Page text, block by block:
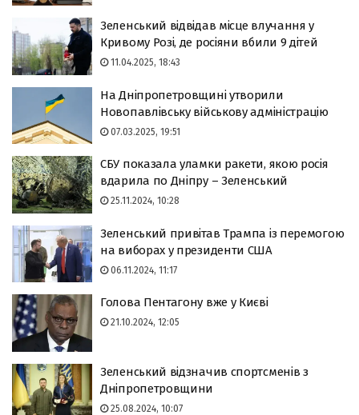
Зеленський відвідав місце влучання у
Кривому Розі, де росіяни вбили 9 дітей
11.04.2025, 18:43
На Дніпропетровщині утворили
Новопавлівську військову адміністрацію
07.03.2025, 19:51
СБУ показала уламки ракети, якою росія
вдарила по Дніпру – Зеленський
25.11.2024, 10:28
Зеленський привітав Трампа із перемогою
на виборах у президенти США
06.11.2024, 11:17
Голова Пентагону вже у Києві
21.10.2024, 12:05
Зеленський відзначив спортсменів з
Дніпропетровщини
25.08.2024, 10:07